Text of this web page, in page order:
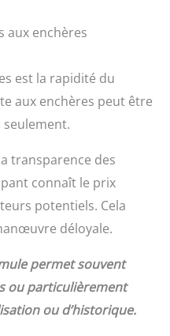
aux enchères
est la rapidité du
aux enchères peut être
transparence des
connaît le prix
potentiels. Cela
déloyale.
permet souvent
ou particulièrement
ou d’historique.